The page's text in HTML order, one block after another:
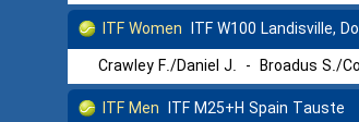
ITF Women ITF W100 Landisville,
Crawley F./Daniel J. - Broadus S./
ITF Men ITF M25+H Spain Tauste